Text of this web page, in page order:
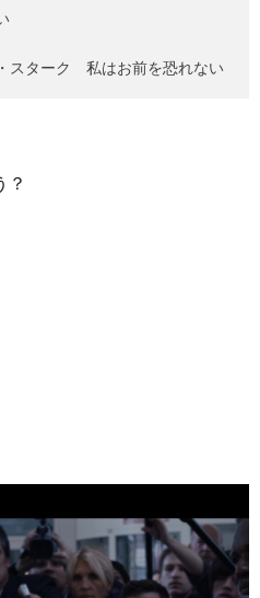
スターク 私はお前を恐れない
？